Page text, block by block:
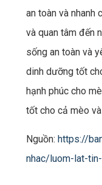
an toàn và nhanh
và quan tâm đến
sống an toàn và
dinh dưỡng tốt
hạnh phúc cho
tốt cho cả mèo
Nguồn: https://
nhac/luom-lat-